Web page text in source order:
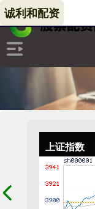
上证指数
诚利和配资